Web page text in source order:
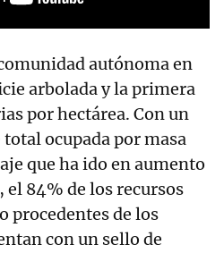
autónoma en
arbolada y la primera
por hectárea. Con un
ocupada por masa
que ha ido en aumento
84% de los recursos
procedentes de los
con un sello de